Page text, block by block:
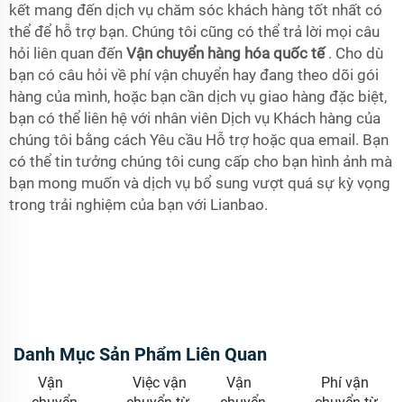
kết mang đến dịch vụ chăm sóc khách hàng tốt nhất có
thể để hỗ trợ bạn. Chúng tôi cũng có thể trả lời mọi câu
hỏi liên quan đến Vận chuyển hàng hóa quốc tế . Cho dù
bạn có câu hỏi về phí vận chuyển hay đang theo dõi gói
hàng của mình, hoặc bạn cần dịch vụ giao hàng đặc biệt,
bạn có thể liên hệ với nhân viên Dịch vụ Khách hàng của
chúng tôi bằng cách Yêu cầu Hỗ trợ hoặc qua email. Bạn
có thể tin tưởng chúng tôi cung cấp cho bạn hình ảnh mà
bạn mong muốn và dịch vụ bổ sung vượt quá sự kỳ vọng
trong trải nghiệm của bạn với Lianbao.
Danh Mục Sản Phẩm Liên Quan
Vận
Việc vận
Vận
Phí vận